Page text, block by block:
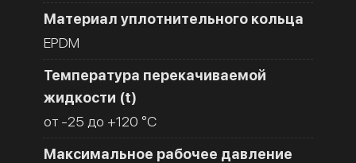
Материал уплотнительного кольца
EPDM
Температура перекачиваемой
жидкости (t)
от -25 до +120 °C
Максимальное рабочее давление